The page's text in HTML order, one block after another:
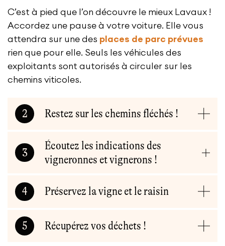
C’est à pied que l’on découvre le mieux Lavaux !
Accordez une pause à votre voiture. Elle vous
attendra sur une des places de parc prévues
rien que pour elle. Seuls les véhicules des
exploitants sont autorisés à circuler sur les
chemins viticoles.
2 Restez sur les chemins fléchés !
3
Écoutez les indications des
vigneronnes et vignerons !
4 Préservez la vigne et le raisin
5 Récupérez vos déchets !